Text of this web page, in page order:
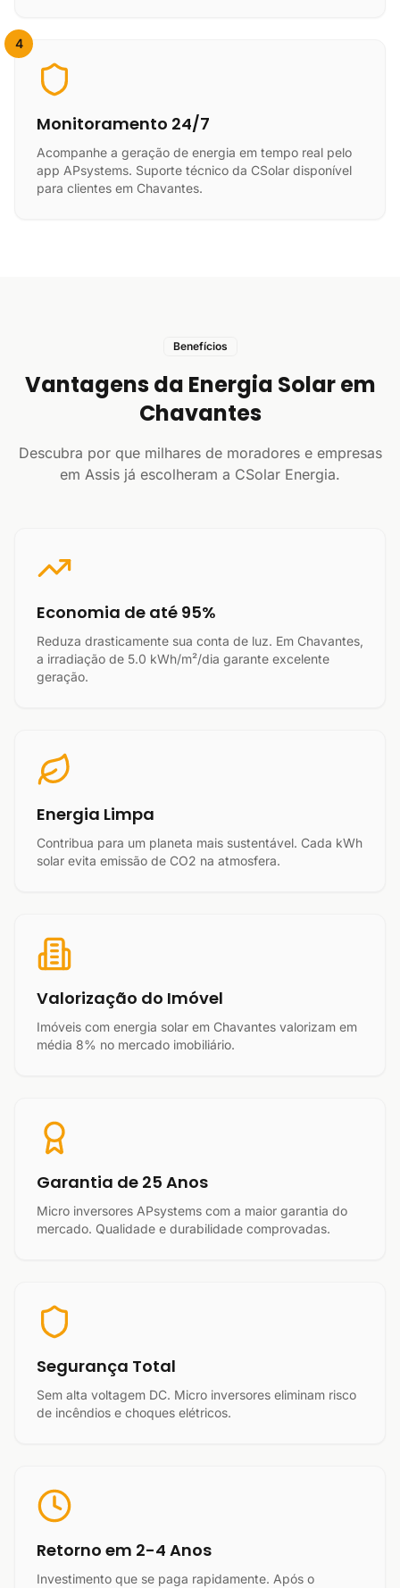
4
Monitoramento 24/7
Acompanhe a geração de energia em tempo real pelo
app APsystems. Suporte técnico da CSolar disponível
para clientes em Chavantes.
Benefícios
Vantagens da Energia Solar em
Chavantes
Descubra por que milhares de moradores e empresas
em Assis já escolheram a CSolar Energia.
Economia de até 95%
Reduza drasticamente sua conta de luz. Em Chavantes,
a irradiação de 5.0 kWh/m²/dia garante excelente
geração.
Energia Limpa
Contribua para um planeta mais sustentável. Cada kWh
solar evita emissão de CO2 na atmosfera.
Valorização do Imóvel
Imóveis com energia solar em Chavantes valorizam em
média 8% no mercado imobiliário.
Garantia de 25 Anos
Micro inversores APsystems com a maior garantia do
mercado. Qualidade e durabilidade comprovadas.
Segurança Total
Sem alta voltagem DC. Micro inversores eliminam risco
de incêndios e choques elétricos.
Retorno em 2-4 Anos
Investimento que se paga rapidamente. Após o